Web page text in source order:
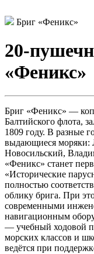
Бриг «Феникс»
20-
«Феникс»
Бриг «Феникс» —
Балтийского флота,
1809 году. В разные
выдающиеся моряки:
Новосильский,
«Феникс» станет
«Исторические
полностью
облику брига. При
современными
навигационным
— учебный ходовой
морских классов и
ведётся при